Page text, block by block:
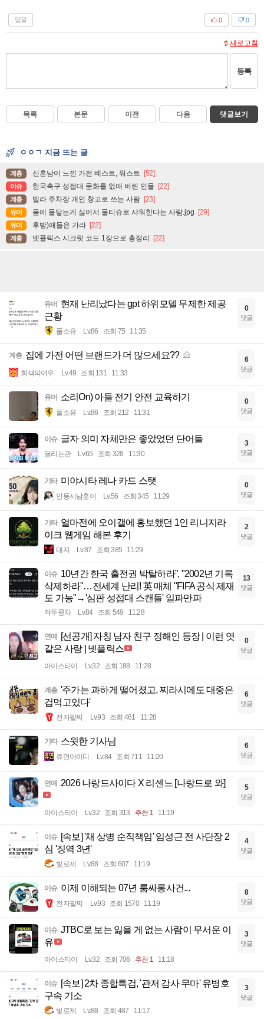
답글 0
0
새로고침
등록
목록 본문 이전 다음 댓글보기
ㅇㅇㄱ 지금 뜨는 글
계층 신혼남이 느낀 가전 베스트, 워스트 [52]
이슈 한국축구 성접대 문화를 없애 버린 인물 [22]
계층 빌라 주차장 개인 창고로 쓰는 사람 [23]
유머 몸에 물닿는게 싫어서 물티슈로 샤워한다는 사람.jpg [29]
유머 후방)애들은 가라 [22]
계층 넷플릭스 시크릿 코드 1장으로 총정리 [22]
유머 현재 난리났다는 gpt 하위모델 무제한 제공
근황
풀소유 Lv.86 조회 75 11:35
0
댓글
계층 집에 가전 어떤 브랜드가 더 많으세요??
회색의여우 Lv.49 조회 131 11:33
6
댓글
유머 소리On) 아들 전기 안전 교육하기
풀소유 Lv.86 조회 212 11:31
0
댓글
이슈 글자 의미 자체만은 좋았었던 단어들
달리는관 Lv.65 조회 328 11:30
3
댓글
기타 미야시타 레나 카드 스탯
안동시남훈이 Lv.56 조회 345 11:29
0
댓글
기타 얼마전에 오이갤에 홍보했던 1인 리니지라
이크 웹게임 해본 후기
대지 Lv.87 조회 385 11:29
2
댓글
이슈 10년간 한국 출전권 박탈하라”, "2002년 기록
삭제하라"…전세계 난리! 英 매체 "FIFA 공식 제재
도 가능"→'심판 성접대 스캔들' 일파만파
작두콩차 Lv.84 조회 549 11:28
13
댓글
연예
[선공개] 자칭 남자 친구 정해인 등장 | 이런 엿
같은 사랑 | 넷플릭스
아이스티이 Lv.32 조회 188 11:28
0
댓글
계층 '주가는 과하게 떨어졌고, 찌라시에도 대중은
겁먹고있다'
전자팔찌 Lv.93 조회 461 11:28
6
댓글
기타 스윗한 기사님
휴면아이디 Lv.84 조회 711 11:20
6
댓글
연예 2026 나랑드사이다 X 리센느 [나랑드로 와]
아이스티이 Lv.32 조회 313 추천 1 11:19
5
댓글
이슈 [속보] '채 상병 순직책임' 임성근 전 사단장 2
심 '징역 3년'
빛로제 Lv.88 조회 607 11:19
4
댓글
이슈 이제 이해되는 07년 룸싸롱사건...
전자팔찌 Lv.93 조회 1570 11:19
8
댓글
이슈 JTBC로 보는 잃을 게 없는 사람이 무서운 이
유
아이스티이 Lv.32 조회 706 추천 1 11:18
3
댓글
이슈 [속보] 2차 종합특검, '관저 감사 무마' 유병호
구속 기소
빛로제 Lv.88 조회 487 11:17
3
댓글